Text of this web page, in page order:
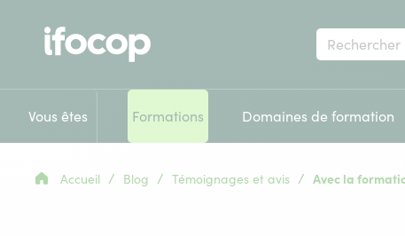
Votre
recherche
Vous êtes Formations Domaines de formation
Accueil / Blog / Témoignages et avis / Avec la